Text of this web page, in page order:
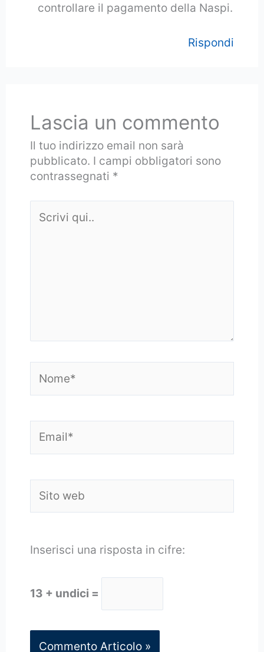
controllare il pagamento della Naspi.
Rispondi
Lascia un commento
Il tuo indirizzo email non sarà
pubblicato. I campi obbligatori sono
contrassegnati *
qui..
web
Inserisci una risposta in cifre:
13 + undici =